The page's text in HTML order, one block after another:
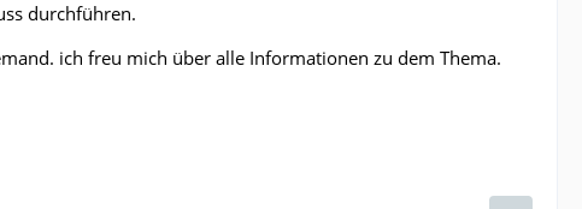
durchführen.
ich freu mich über alle Informationen zu dem Thema.